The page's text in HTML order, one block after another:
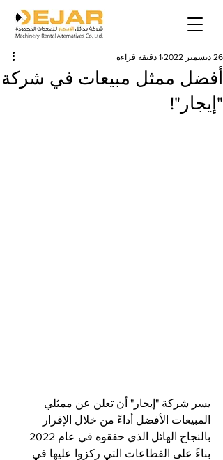
أفضل ممثل مبيعات في شركة
"إيجار"!
26 ديسمبر 2022 1 دقيقة قراءة
يسر شركة "إيجار" أن تعلن عن ممثلي
المبيعات الأفضل أداءً من خلال الإقرار
بناءً على القطاعات التي ركزوا عليها في